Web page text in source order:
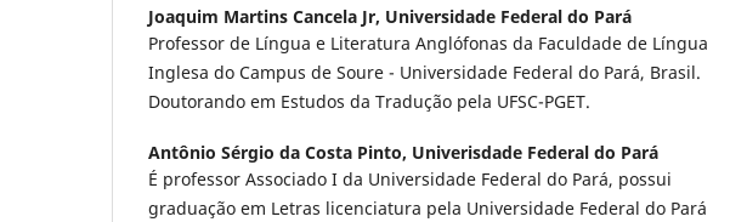
Joaquim Martins Cancela Jr, Universidade Federal do Pará
Professor de Língua e Literatura Anglófonas da Faculdade de Língua
Inglesa do Campus de Soure - Universidade Federal do Pará, Brasil.
Doutorando em Estudos da Tradução pela UFSC-PGET.
Antônio Sérgio da Costa Pinto, Univerisdade Federal do Pará
É professor Associado I da Universidade Federal do Pará, possui
graduação em Letras licenciatura pela Universidade Federal do Pará